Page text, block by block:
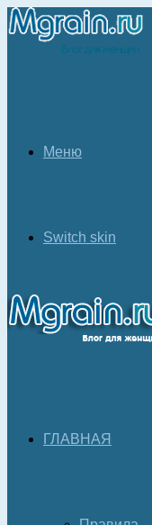
Меню
Switch skin
ГЛАВНАЯ